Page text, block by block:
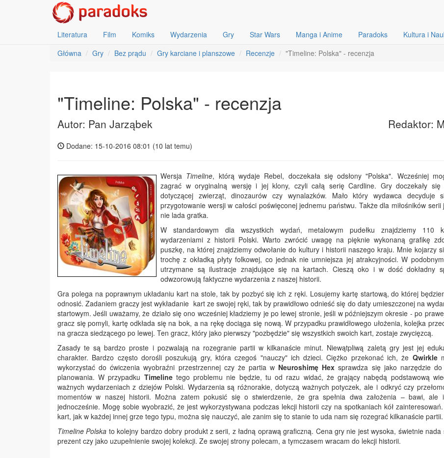
Literatura Film Komiks Wydarzenia Gry Star Wars Manga i Anime Paradoks
Kultura i
Główna
Gry Bez prądu Gry karciane i planszowe Recenzje "Timeline: Polska" - recenzja
"Timeline: Polska" - recenzja
Autor: Pan Jarząbek Redaktor:
Dodane: 15-10-2016 08:01 (10 lat temu)
Wersja Timeline, którą wydaje Rebel, doczekała się odsłony "Polska". Wcześniej
zagrać w oryginalną wersję i jej klony, czyli całą serię Cardline. Gry doczekały się
dotyczącej zwierząt, dinozaurów czy wynalazków. Mało który wydawca decyduje
przygotowanie wersji w całości poświęconej jednemu państwu. Także dla miłośników serii
nie lada gratka.
W standardowym dla wszystkich wydań, metalowym pudełku znajdziemy 110
wydarzeniami z historii Polski. Warto zwrócić uwagę na pięknie wykonaną grafikę
puszkę, na której znajdziemy odwołanie do kultury i historii naszego kraju. Mnie kojarzy
trochę z okładką płyty folkowej, co jednak nie umniejsza jej atrakcyjności. W
utrzymane są ilustracje znajdujące się na kartach. Cieszą oko i w dość dokładny
odwzorowują faktyczne wydarzenia z naszej historii.
Gra polega na poprawnym układaniu kart na stole, tak by pozbyć się ich z ręki. Losujemy kartę startową, do której
odnosić. Zadaniem graczy jest wykładanie kart ze swojej ręki, tak by prawidłowo odnieść się do daty umieszczonej na
startowym. Jeśli uważamy, że działo się ono wcześniej kładziemy je po lewej stronie, jeśli w późniejszym okresie - po
gracz się pomyli, kartę odkłada się na bok, a na rękę dociąga się nową. W przypadku prawidłowego ułożenia, kolejka
na gracza siedzącego po lewej. Ten gracz, który jako pierwszy "pozbędzie" się wszystkich swoich kart, zostaje zwycięzcą.
Zasady te są bardzo proste i pozwalają na rozegranie partii w kilkanaście minut. Niewątpliwą zaletą gry jest jej
charakter. Bardzo często dorośli poszukują gry, która czegoś "nauczy" ich dzieci. Ciężko przekonać ich, że Qwirkle
wykorzystać do ćwiczenia wyobraźni przestrzennej czy że partia w Neuroshimę Hex sprawdza się jako narzędzie
planowania. W przypadku Timelinetego problemu nie będzie, tu od razu widać, że grający nabędą podstawową
ważnych wydarzeniach z dziejów Polski. Wydarzenia są różnorakie, dotyczą ważnych potyczek, ale i odkryć czy
momentów w naszej historii. Można zatem pokusić się o stwierdzenie, że gra spełnia dwa założenia – bawi, ale
jednocześnie. Mogę sobie wyobrazić, że jest wykorzystywana podczas lekcji historii czy na spotkaniach kół
kart, jak w każdej innej grze tego typu, można się nauczyć, ale zanim się to stanie to uda nam się rozegrać kilkanaście partii.
Timeline Polska to kolejny bardzo dobry produkt z serii, z ładną oprawą graficzną. Cena gry nie jest wysoka, świetnie nada
prezent czy jako uzupełnienie swojej kolekcji. Ze swojej strony polecam, a tymczasem wracam do lekcji historii.